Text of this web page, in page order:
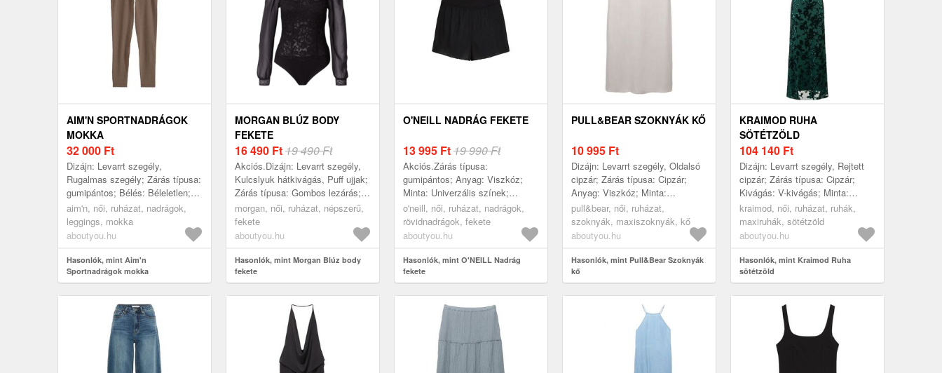
AIM'N SPORTNADRÁGOK
MOKKA
32 000 Ft
Dizájn: Levarrt szegély,
Rugalmas szegély; Zárás típusa:
gumipántos; Bélés: Béleletlen;
Anyag: Dzsörzé; Minta:
Univerzális színek; Extrák: Ton
inTo...
aim'n, női, ruházat, nadrágok,
leggings, mokka
aboutyou.hu
Hasonlók, mint Aim'n
Sportnadrágok mokka
MORGAN BLÚZ BODY
FEKETE
16 490 Ft19 490 Ft
Akciós.Dizájn: Levarrt szegély,
Kulcslyuk hátkivágás, Puff ujjak;
Zárás típusa: Gombos lezárás;
Anyag: Viszkóz; Minta:
Univerzális színek; Inggallér:
Álló...
morgan, női, ruházat, népszerű,
fekete
aboutyou.hu
Hasonlók, mint Morgan Blúz body
fekete
O'NEILL NADRÁG FEKETE
13 995 Ft19 990 Ft
Akciós.Zárás típusa:
gumipántos; Anyag: Viszkóz;
Minta: Univerzális színek;
Hossz: Rövid/mini; Fazon:
Szabványos; Testmagasság:
Magas derék
o'neill, női, ruházat, nadrágok,
rövidnadrágok, fekete
aboutyou.hu
Hasonlók, mint O'NEILL Nadrág
fekete
PULL&BEAR SZOKNYÁK KŐ
10 995 Ft
Dizájn: Levarrt szegély, Oldalsó
cipzár; Zárás típusa: Cipzár;
Anyag: Viszkóz; Minta:
Univerzális színek; Extrák: Ton
inTon tűzések, Folyó anyag; H...
pull&bear, női, ruházat,
szoknyák, maxiszoknyák, kő
aboutyou.hu
Hasonlók, mint Pull&Bear Szoknyák
kő
KRAIMOD RUHA
SÖTÉTZÖLD
104 140 Ft
Dizájn: Levarrt szegély, Rejtett
cipzár; Zárás típusa: Cipzár;
Kivágás: V-kivágás; Minta:
Virágos/virág; Pánttípus: Normál
pánt; Részletek: Flitter...
kraimod, női, ruházat, ruhák,
maxiruhák, sötétzöld
aboutyou.hu
Hasonlók, mint Kraimod Ruha
sötétzöld